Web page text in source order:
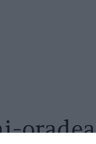
oradea